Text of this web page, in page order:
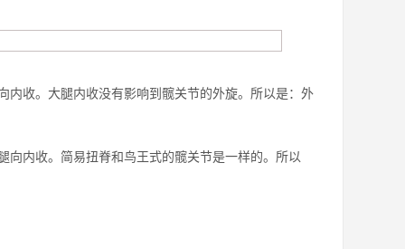
收。大腿内收没有影响到髋关节的外旋。所以是：外
内收。简易扭脊和鸟王式的髋关节是一样的。所以